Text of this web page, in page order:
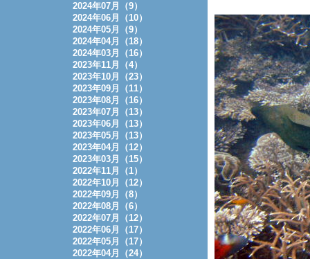
2024年07月（9）
2024年06月（10）
2024年05月（9）
2024年04月（18）
2024年03月（16）
2023年11月（4）
2023年10月（23）
2023年09月（11）
2023年08月（16）
2023年07月（13）
2023年06月（13）
2023年05月（13）
2023年04月（12）
2023年03月（15）
2022年11月（1）
2022年10月（12）
2022年09月（8）
2022年08月（6）
2022年07月（12）
2022年06月（17）
2022年05月（17）
2022年04月（24）